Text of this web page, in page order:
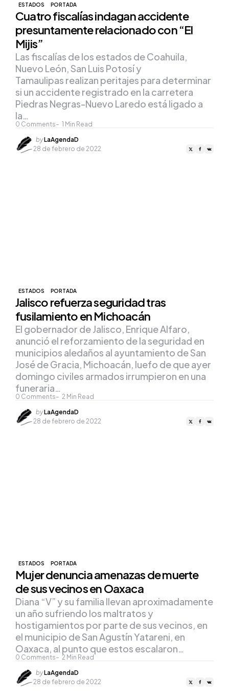
ESTADOS PORTADA
Cuatro fiscalías indagan accidente
presuntamente relacionado con “El
Mijis”
0 Comments 1 Min Read
Las fiscalías de los estados de Coahuila,
Nuevo León, San Luis Potosí y
Tamaulipas realizan peritajes para determinar
si un accidente registrado en la carretera
Piedras Negras-Nuevo Laredo está ligado a
la…
Posted
by
byLaAgendaD
28 de febrero de 2022
ESTADOS PORTADA
Jalisco refuerza seguridad tras
fusilamiento en Michoacán
0 Comments 2 Min Read
El gobernador de Jalisco, Enrique Alfaro,
anunció el reforzamiento de la seguridad en
municipios aledaños al ayuntamiento de San
José de Gracia, Michoacán, luefo de que ayer
domingo civiles armados irrumpieron en una
funeraria…
Posted
by
byLaAgendaD
28 de febrero de 2022
ESTADOS PORTADA
Mujer denuncia amenazas de muerte
de sus vecinos en Oaxaca
0 Comments 2 Min Read
Diana “V” y su familia llevan aproximadamente
un año sufriendo los maltratos y
hostigamientos por parte de sus vecinos, en
el municipio de San Agustín Yatareni, en
Oaxaca, al punto que estos escalaron…
Posted
by
byLaAgendaD
28 de febrero de 2022